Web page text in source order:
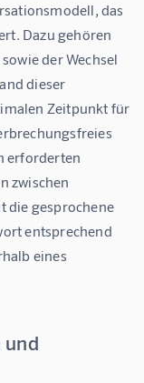
das
Dazu gehören
der Wechsel
dieser
Zeitpunkt für
erforderten
zwischen
die gesprochene
entsprechend
eines
und